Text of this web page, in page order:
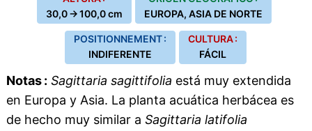
30,0 → 100,0 cm
EUROPA, ASIA DE NORTE
POSITIONNEMENT :
INDIFERENTE
CULTURA :
FÁCIL
Notas : Sagittaria sagittifolia está muy extendida
en Europa y Asia. La planta acuática herbácea es
de hecho muy similar a Sagittaria latifolia